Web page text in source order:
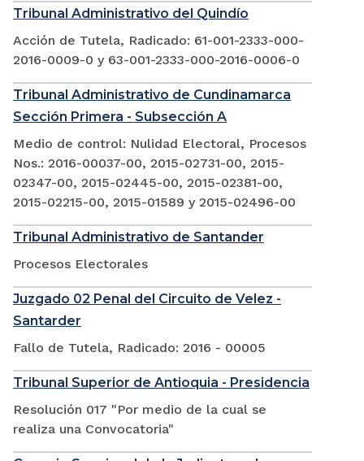
Tribunal Administrativo del Quindío
Acción de Tutela, Radicado: 61-001-2333-000-
2016-0009-0 y 63-001-2333-000-2016-0006-0
Tribunal Administrativo de Cundinamarca
Sección Primera - Subsección A
Medio de control: Nulidad Electoral, Procesos
Nos.: 2016-00037-00, 2015-02731-00, 2015-
02347-00, 2015-02445-00, 2015-02381-00,
2015-02215-00, 2015-01589 y 2015-02496-00
Tribunal Administrativo de Santander
Procesos Electorales
Juzgado 02 Penal del Circuito de Velez -
Santarder
Fallo de Tutela, Radicado: 2016 - 00005
Tribunal Superior de Antioquia - Presidencia
Resolución 017 "Por medio de la cual se
realiza una Convocatoria"